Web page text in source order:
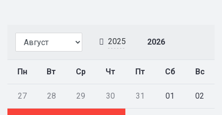
2025 2026
Пн Вт Ср Чт Пт Сб Вс
27 28 29 30 31 01 02